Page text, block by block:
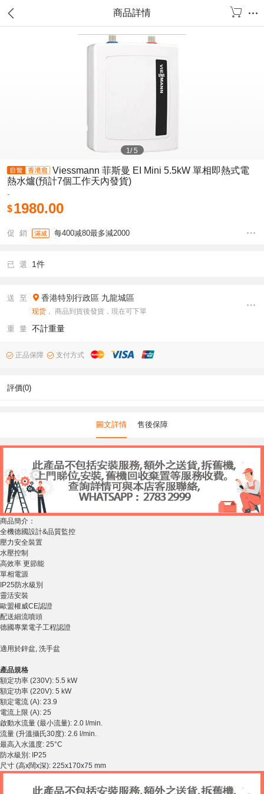
商品詳情
1/5
Viessmann 菲斯曼 EI Mini 5.5kW 單相即熱式電
熱水爐(預計7個工作天內發貨)
-
$1980.00
促 銷 滿减 每400减80最多減2000
已 選 1件
送 至 香港特別行政區 九龍城區
现货 ， 商品到貨後發貨，現在可下單
重 量 不計重量
正品保障 支付方式
評價(0)
圖文詳情 售後保障
商品簡介：
全機德國設計&品質監控
壓力安全裝置
水壓控制
高效率 更節能
單相電源
IP25防水級別
靈活安裝
歐盟權威CE認證
配送細流噴頭
德國專業電子工程認證
適用於鋅盆, 洗手盆
產品規格
額定功率 (230V): 5.5 kW
額定功率 (220V): 5 kW
額定電流 (A): 23.9
電流上限 (A): 25
啟動水流量 (最小流量): 2.0 l/min.
流量 (升溫攝氏30度): 2.6 l/min.
最高入水溫度: 25°C
防水級別: IP25
尺寸 (高x闊x深): 225x170x75 mm